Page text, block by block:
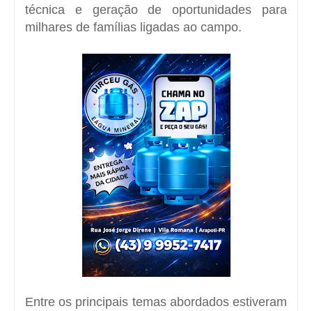
técnica e geração de oportunidades para
milhares de famílias ligadas ao campo.
Entre os principais temas abordados estiveram